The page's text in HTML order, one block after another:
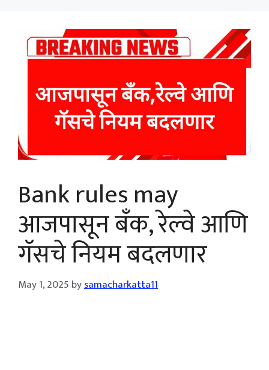
Bank rules may
आजपासून बँक, रेल्वे आणि
गॅसचे नियम बदलणार
May 1, 2025 bysamacharkatta11